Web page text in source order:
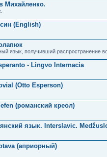
Михайленко.
(English)
язык, получивший распространение
- Lingvo Internacia
(Otto Esperson)
(романский креол)
язык. Interslavic.
(априорный)